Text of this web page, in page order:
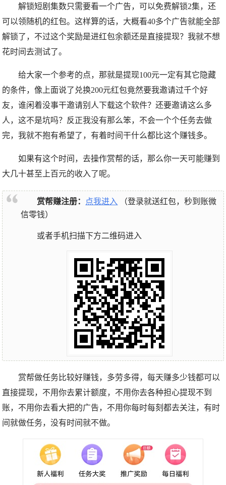
解锁短剧集数只需要看一个广告，可以免费解锁2集，还
可以领随机的红包。这样算的话，大概看40多个广告就能全部
解锁了，不过这个奖励是进红包余额还是直接提现？我就不想
花时间去测试了。
给大家一个参考的点，那就是提现100元一定有其它隐藏
的条件，像上面说了兑换200元红包竟然要我邀请过千个好
友，谁闲着没事干邀请别人下载这个软件？还要邀请这么多
人，这不是坑吗？反正我没有那么笨，不会一个个任务去做
完，我就不抱有希望了，有着时间干什么都比这个赚钱多。
如果有这个时间，去操作赏帮的话，那么你一天可能赚到
大几十甚至上百元的收入了呢。
赏帮赚注册： 点我进入
（登录就送红包，秒到账微
信零钱）
或者手机扫描下方二维码进入
赏帮做任务比较好赚钱，多劳多得，每天赚多少钱都可以
直接提现，不用你去累计额度，不用你去各种担心提现不到
账，不用你去看大把的广告，不用你每时每刻都去关注，有时
间就做任务，没有时间就不做。